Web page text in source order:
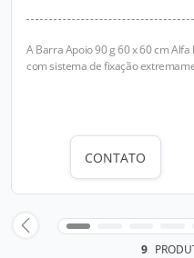
A Barra Apoio 90 g 60 x 60 cm
com sistema de fixação
CONTATO
9